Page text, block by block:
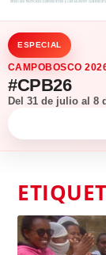
ESPECIAL
CAMPOBOSCO
#CPB26
Del 31 de julio al 8